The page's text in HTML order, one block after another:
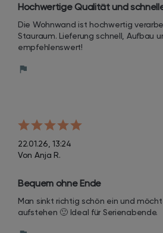
Hochwertige Qualität und
Die Wohnwand ist hochwertig
Stauraum. Lieferung schnell, Aufbau
empfehlenswert!
22.01.26, 13:24
Von Anja R.
Bequem ohne Ende
Man sinkt richtig schön ein und
aufstehen 🙂 Ideal für Serienabende.